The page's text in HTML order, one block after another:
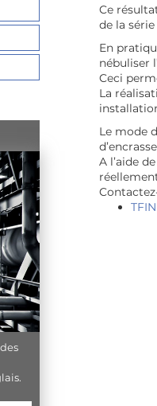
Ce
de la série
En
nébuliser
Ceci
La
Le mode
A l’aide